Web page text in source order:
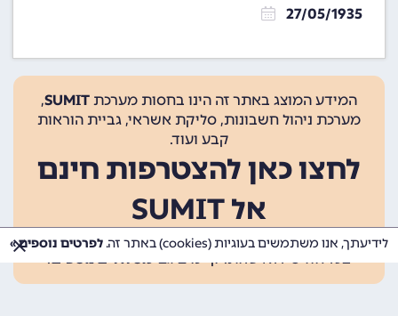
27/05/1935
המידע המוצג באתר זה הינו בחסות מערכת SUMIT
,
מערכת ניהול חשבונות, סליקת אשראי, גביית הוראות
קבע ועוד.
לחצו כאן להצטרפות חינם
אל SUMIT
ההצטרפות אינה כרוכה בתשלום, ומאפשרת 10 פעולות
בכל חודש ללא עלות. קיימים גםמסלולים נוספים.
לידיעתך, אנו משתמשים בעוגיות (cookies) באתר זה. לפרטים נוספים »